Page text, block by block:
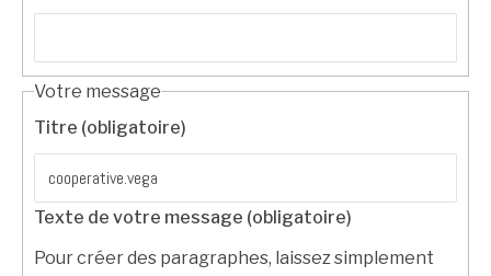
Votre message
Titre (obligatoire)
Texte de votre message (obligatoire)
Pour créer des paragraphes, laissez simplement